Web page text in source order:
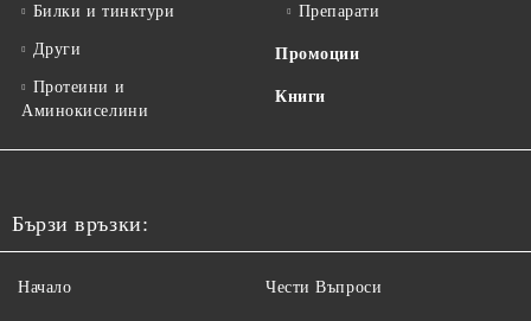
Билки и тинктури
Други
Протеини и
Аминокиселини
Препарати
Промоции
Книги
Бързи връзки:
Начало Чести Въпроси